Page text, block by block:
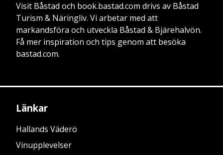
Visit Båstad och book.bastad.com drivs av Båstad
Turism & Näringliv. Vi arbetar med att
markandsföra och utveckla Båstad & Bjärehalvön.
Få mer inspiration och tips genom att besöka
bastad.com.
Länkar
Hallands Väderö
Vinupplevelser